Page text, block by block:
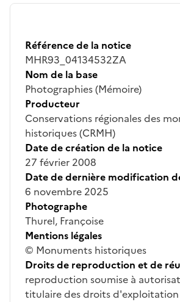
Référence de la notice
MHR93_04134532ZA
Nom de la base
Photographies (Mémoire)
Producteur
Conservations régionales des
historiques (CRMH)
Date de création de la notice
27 février 2008
Date de dernière modification
6 novembre 2025
Photographe
Thurel, Françoise
Mentions légales
© Monuments historiques
Droits de reproduction et de
reproduction soumise à
titulaire des droits d'exploitation